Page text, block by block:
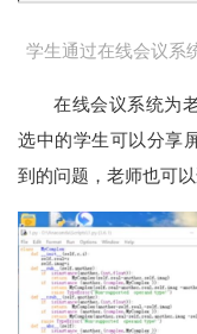
学生通过在线会议系
在线会议系统为
选中的学生可以分享
到的问题，老师也可